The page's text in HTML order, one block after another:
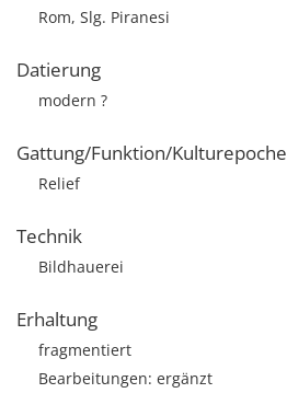
Rom, Slg. Piranesi
Datierung
modern ?
Gattung/Funktion/Kulturepoche
Relief
Technik
Bildhauerei
Erhaltung
fragmentiert
Bearbeitungen: ergänzt